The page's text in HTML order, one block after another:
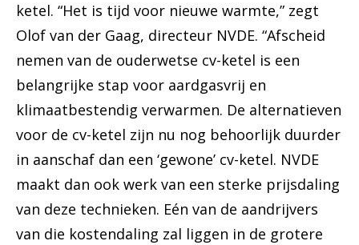
ketel. “Het is tijd voor nieuwe warmte,” zegt
Olof van der Gaag, directeur NVDE. “Afscheid
nemen van de ouderwetse cv-ketel is een
belangrijke stap voor aardgasvrij en
klimaatbestendig verwarmen. De alternatieven
voor de cv-ketel zijn nu nog behoorlijk duurder
in aanschaf dan een ‘gewone’ cv-ketel. NVDE
maakt dan ook werk van een sterke prijsdaling
van deze technieken. Eén van de aandrijvers
van die kostendaling zal liggen in de grotere